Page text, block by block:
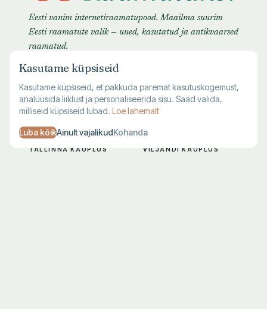
Eesti vanim internetiraamatupood. Maailma suurim
Eesti raamatute valik — uued, kasutatud ja antikvaarsed
raamatud.
TALLINNA KAUPLUS VILJANDI KAUPLUS
Kasutame küpsiseid
Kasutame küpsiseid, et pakkuda paremat kasutuskogemust,
analüüsida liiklust ja personaliseerida sisu. Saad valida,
milliseid küpsiseid lubad. Loe lahemalt
Luba kõikAinult vajalikudKohanda